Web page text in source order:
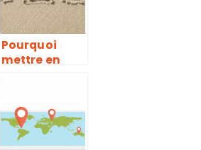
Pourquoi
mettre en
stratégie de
référenceme
nt ?